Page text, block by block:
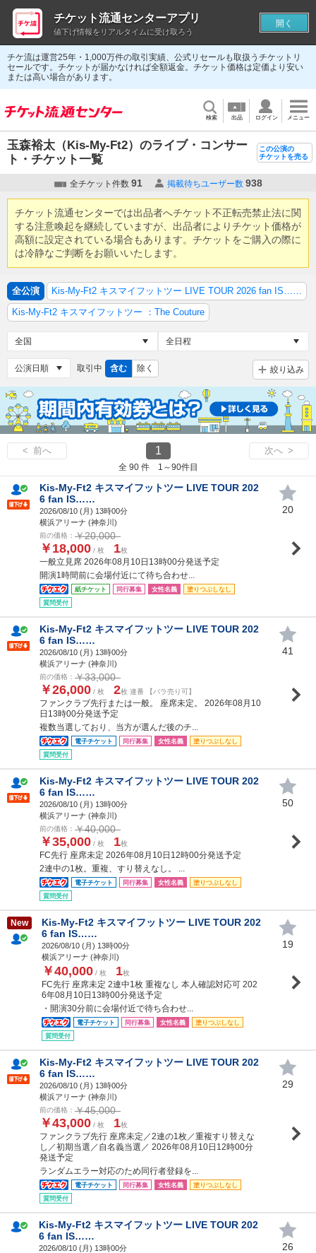
チケ流は運営25年・1,000万件の取引実績、公式リセールも取扱うチケットリ
セールです。チケットが届かなければ全額返金。チケット価格は定価より安い
または高い場合があります。
検索 出品 ログイン メニュー
玉森裕太（Kis-My-Ft2）のライブ・コンサー
ト・チケット一覧
この公演の
チケットを売る
全チケット件数 91 掲載待ちユーザー数 938
チケット流通センターでは出品者へチケット不正転売禁止法に関
する注意喚起を継続していますが、出品者によりチケット価格が
高額に設定されている場合もあります。チケットをご購入の際に
は冷静なご判断をお願いいたします。
全公演
Kis-My-Ft2 キスマイフットツー LIVE TOUR 2026 fan IS……
Kis-My-Ft2 キスマイフットツー ：The Couture
取引中 含む 除く 絞り込み
< 前へ 1 次へ >
全 90 件 1～90件目
Kis-My-Ft2 キスマイフットツー LIVE TOUR 202
6 fan IS……
2026/08/10 (月) 13時00分
横浜アリーナ (神奈川)
前の価格： ￥20,000
￥18,000 / 枚 1枚
一般立見席 2026年08月10日13時00分発送予定
開演1時間前に会場付近にて待ち合わせ...
紙チケット 同行募集 女性名義
塗りつぶしなし
質問受付
20
Kis-My-Ft2 キスマイフットツー LIVE TOUR 202
6 fan IS……
2026/08/10 (月) 13時00分
横浜アリーナ (神奈川)
前の価格： ￥33,000
￥26,000 / 枚 2枚 連番 【バラ売り可】
ファンクラブ先行または一般。 座席未定。 2026年08月10
日13時00分発送予定
複数当選しており、当方が選んだ後のチ...
電子チケット 同行募集 女性名義
塗りつぶしなし
質問受付
41
Kis-My-Ft2 キスマイフットツー LIVE TOUR 202
6 fan IS……
2026/08/10 (月) 13時00分
横浜アリーナ (神奈川)
前の価格： ￥40,000
￥35,000 / 枚 1枚
FC先行 座席未定 2026年08月10日12時00分発送予定
2連中の1枚。重複、すり替えなし。 ...
電子チケット 同行募集 女性名義
塗りつぶしなし
質問受付
50
New
Kis-My-Ft2 キスマイフットツー LIVE TOUR 202
6 fan IS……
2026/08/10 (月) 13時00分
横浜アリーナ (神奈川)
￥40,000 / 枚 1枚
FC先行 座席未定 2連中1枚 重複なし 本人確認対応可 202
6年08月10日13時00分発送予定
・開演30分前に会場付近で待ち合わせ...
電子チケット 同行募集 女性名義
塗りつぶしなし
質問受付
19
Kis-My-Ft2 キスマイフットツー LIVE TOUR 202
6 fan IS……
2026/08/10 (月) 13時00分
横浜アリーナ (神奈川)
前の価格： ￥45,000
￥43,000 / 枚 1枚
ファンクラブ先行 座席未定／2連の1枚／重複すり替えな
し／初期当選／自名義当選／ 2026年08月10日12時00分
発送予定
ランダムエラー対応のため同行者登録を...
電子チケット 同行募集 女性名義
塗りつぶしなし
質問受付
29
Kis-My-Ft2 キスマイフットツー LIVE TOUR 202
6 fan IS……
2026/08/10 (月) 13時00分
26
チケット流通センターアプリ
値下げ情報をリアルタイムに受け取ろう
開く